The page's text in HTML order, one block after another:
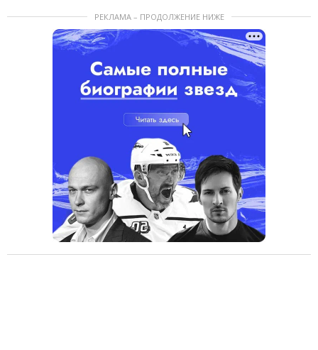
РЕКЛАМА – ПРОДОЛЖЕНИЕ НИЖЕ